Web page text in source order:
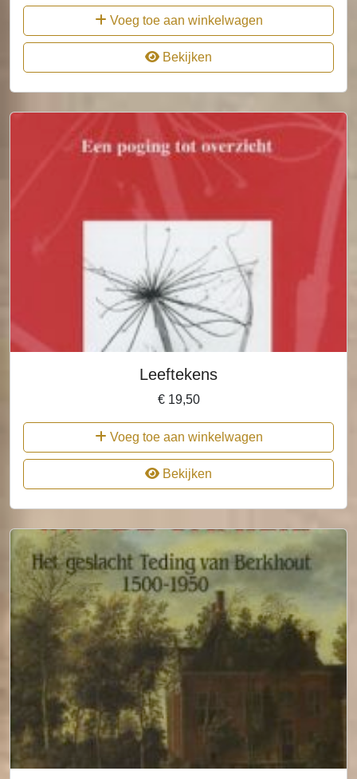
Voeg toe aan winkelwagen
Bekijken
Leeftekens
€19,50
Voeg toe aan winkelwagen
Bekijken